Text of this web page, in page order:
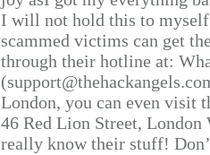
I will not hold this to
scammed victims can get
through their hotline at:
London, you can even visit
46 Red Lion Street, London
really know their stuff!